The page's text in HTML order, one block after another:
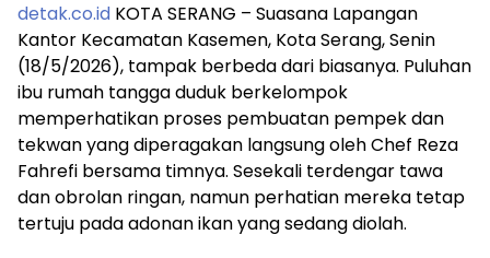
detak.co.id KOTA SERANG – Suasana Lapangan
Kantor Kecamatan Kasemen, Kota Serang, Senin
(18/5/2026), tampak berbeda dari biasanya. Puluhan
ibu rumah tangga duduk berkelompok
memperhatikan proses pembuatan pempek dan
tekwan yang diperagakan langsung oleh Chef Reza
Fahrefi bersama timnya. Sesekali terdengar tawa
dan obrolan ringan, namun perhatian mereka tetap
tertuju pada adonan ikan yang sedang diolah.